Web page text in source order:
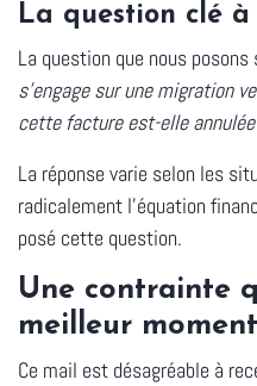
La question clé à
La question que nous
s'engage sur une migration
cette facture est-elle
La réponse varie selon les
radicalement l'équation
posé cette question.
Une contrainte
meilleur moment
Ce mail est désagréable à